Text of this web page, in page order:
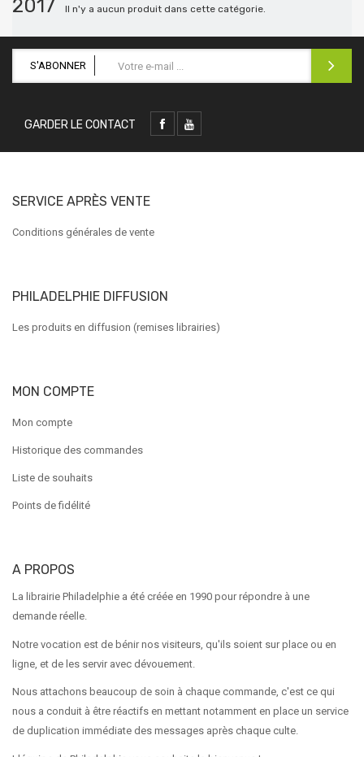
2017 Il n'y a aucun produit dans cette catégorie.
S'ABONNER
GARDER LE CONTACT
SERVICE APRÈS VENTE
Conditions générales de vente
PHILADELPHIE DIFFUSION
Les produits en diffusion (remises librairies)
MON COMPTE
Mon compte
Historique des commandes
Liste de souhaits
Points de fidélité
A PROPOS
La librairie Philadelphie a été créée en 1990 pour répondre à une
demande réelle.
Notre vocation est de bénir nos visiteurs, qu'ils soient sur place ou en
ligne, et de les servir avec dévouement.
Nous attachons beaucoup de soin à chaque commande, c'est ce qui
nous a conduit à être réactifs en mettant notamment en place un service
de duplication immédiate des messages après chaque culte.